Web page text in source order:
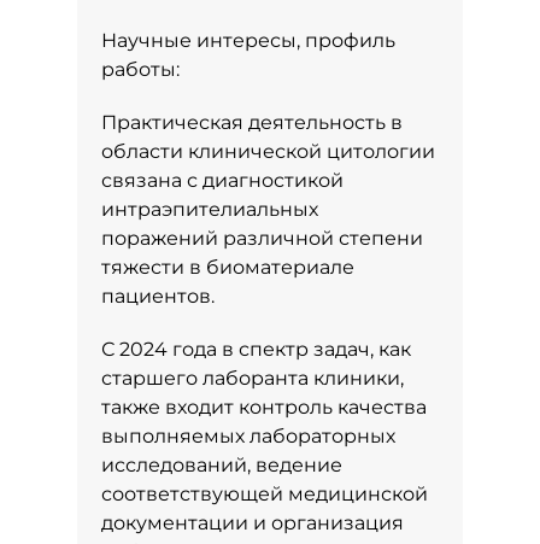
Научные интересы, профиль
работы:
Практическая деятельность в
области клинической цитологии
связана с диагностикой
интраэпителиальных
поражений различной степени
тяжести в биоматериале
пациентов.
С 2024 года в спектр задач, как
старшего лаборанта клиники,
также входит контроль качества
выполняемых лабораторных
исследований, ведение
соответствующей медицинской
документации и организация